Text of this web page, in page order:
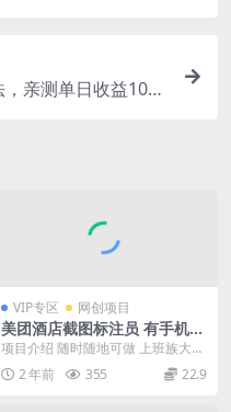
亲测单日收益1000
VIP专区 网创项目
美团酒店截图标注员 有手机就
可以做佣金秒结，没有限制
项目介绍 随时随地可做 上班族大学
生 工作室全职 单部手机一天100-2
00 课...
2 年前 355 22.9